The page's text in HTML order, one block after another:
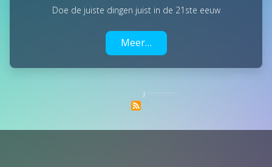
Doe de juiste dingen juist in de 21ste eeuw
Meer…